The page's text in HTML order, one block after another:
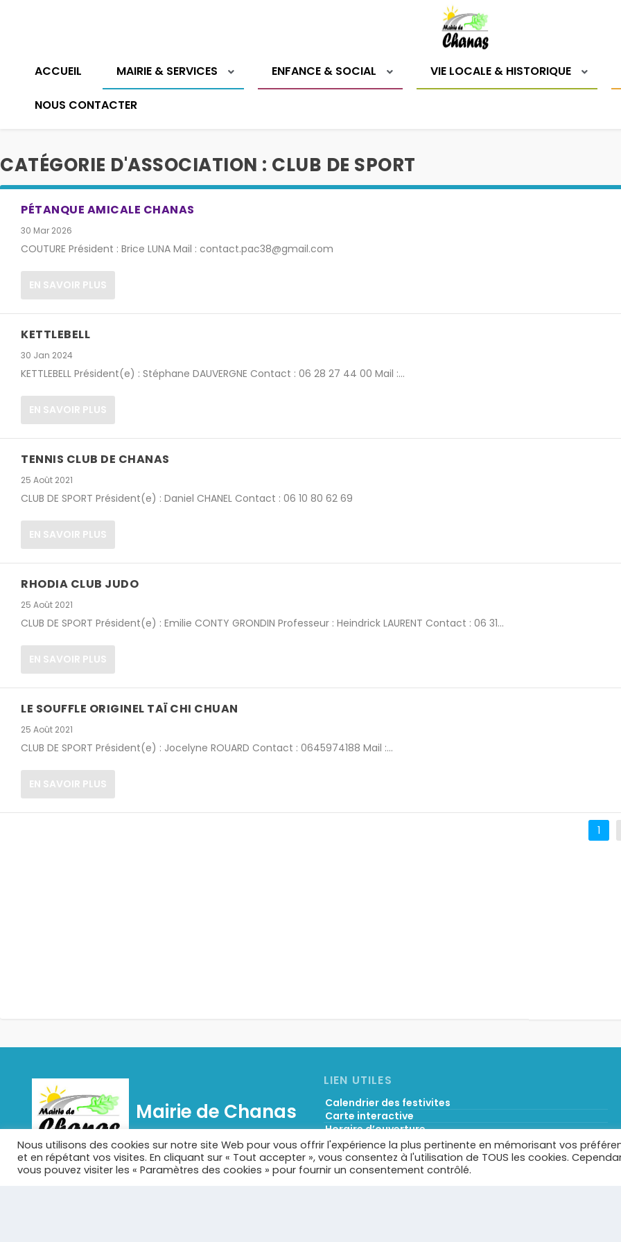
ACCUEIL MAIRIE & SERVICES ENFANCE & SOCIAL VIE LOCALE & HISTORIQUE
NOUS CONTACTER
CATÉGORIE D'ASSOCIATION : CLUB DE SPORT
PÉTANQUE AMICALE CHANAS
30 Mar 2026
COUTURE Président : Brice LUNA Mail : contact.pac38@gmail.com
EN SAVOIR PLUS
KETTLEBELL
30 Jan 2024
KETTLEBELL Président(e) : Stéphane DAUVERGNE Contact : 06 28 27 44 00 Mail :...
EN SAVOIR PLUS
TENNIS CLUB DE CHANAS
25 Août 2021
CLUB DE SPORT Président(e) : Daniel CHANEL Contact : 06 10 80 62 69
EN SAVOIR PLUS
RHODIA CLUB JUDO
25 Août 2021
CLUB DE SPORT Président(e) : Emilie CONTY GRONDIN Professeur : Heindrick LAURENT Contact : 06 31...
EN SAVOIR PLUS
LE SOUFFLE ORIGINEL TAÏ CHI CHUAN
25 Août 2021
CLUB DE SPORT Président(e) : Jocelyne ROUARD Contact : 0645974188 Mail :...
EN SAVOIR PLUS
1
Mairie de Chanas
Chanas est une commune française située dans le
département de l'Isère en région Auvergne-Rhône-
LIEN UTILES
Calendrier des festivites
Carte interactive
Horaire d’ouverture
Services municipaux & liens utiles
Démarches administratives
Portail famille
Nous utilisons des cookies sur notre site Web pour vous offrir l'expérience la plus pertinente en mémorisant vos
et en répétant vos visites. En cliquant sur « Tout accepter », vous consentez à l'utilisation de TOUS les cookies.
vous pouvez visiter les « Paramètres des cookies » pour fournir un consentement contrôlé.